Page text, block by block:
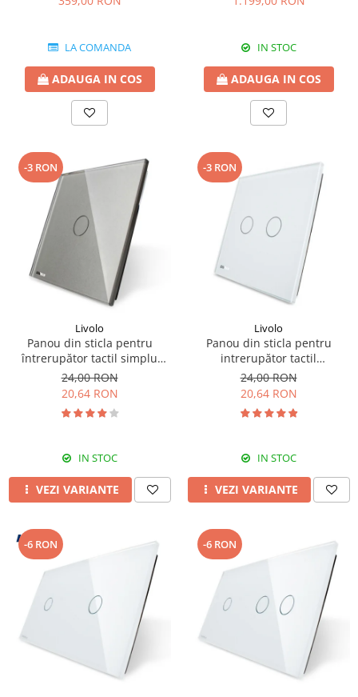
LA COMANDA
ADAUGA IN COS
IN STOC
ADAUGA IN COS
-3 RON
Livolo
Panou din sticla pentru
întrerupător tactil simplu
Livolo
24,00 RON
20,64 RON
IN STOC
VEZI VARIANTE
-3 RON
Livolo
Panou din sticla pentru
intrerupător tactil
dublu,Livolo
24,00 RON
20,64 RON
IN STOC
VEZI VARIANTE
-6 RON -6 RON